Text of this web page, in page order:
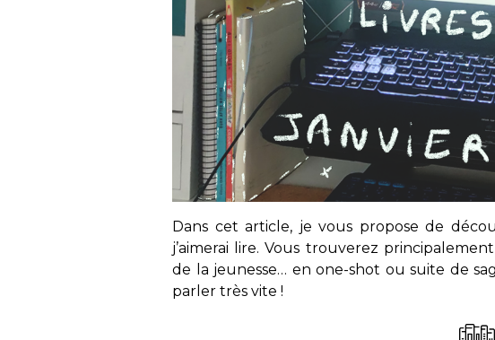
Dans cet article, je vous propose de
j’aimerai lire. Vous trouverez
de la jeunesse… en one-shot ou suite de
parler très vite !